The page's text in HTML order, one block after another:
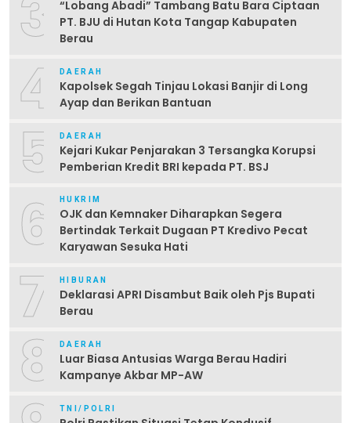
3
“Lobang Abadi” Tambang Batu Bara Ciptaan
PT. BJU di Hutan Kota Tangap Kabupaten
Berau
4 DAERAH
Kapolsek Segah Tinjau Lokasi Banjir di Long
Ayap dan Berikan Bantuan
5 DAERAH
Kejari Kukar Penjarakan 3 Tersangka Korupsi
Pemberian Kredit BRI kepada PT. BSJ
6 HUKRIM
OJK dan Kemnaker Diharapkan Segera
Bertindak Terkait Dugaan PT Kredivo Pecat
Karyawan Sesuka Hati
7 HIBURAN
Deklarasi APRI Disambut Baik oleh Pjs Bupati
Berau
8 DAERAH
Luar Biasa Antusias Warga Berau Hadiri
Kampanye Akbar MP-AW
TNI/POLRI